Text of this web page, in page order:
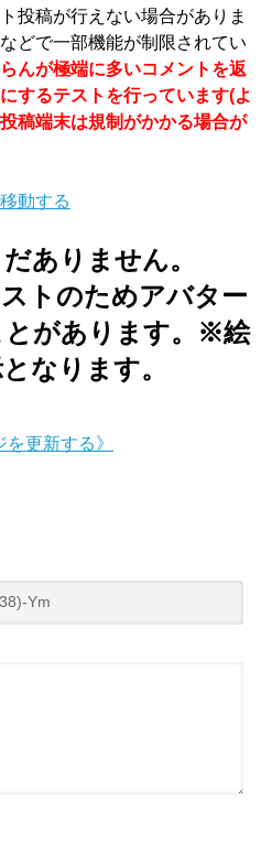
投稿が行えない場合がありま
どで一部機能が制限されてい
んが極端に多いコメントを返
するテストを行っています(よ
稿端末は規制がかかる場合が
動する
ありません。
トのためアバター
とがあります。※絵
なります。
を更新する》